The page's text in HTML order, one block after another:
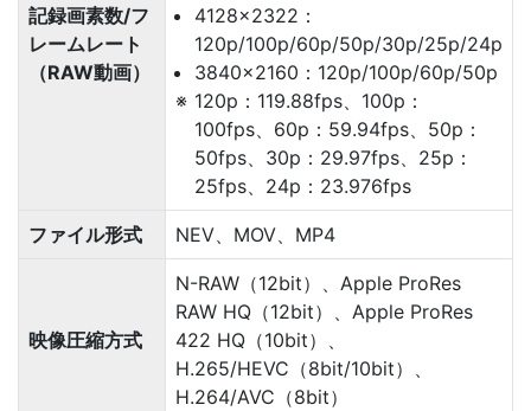
記録画素数/フ
レームレート
（RAW動画）
4128×2322：
120p/100p/60p/50p/30p/25p/24p
3840×2160：120p/100p/60p/50p
120p：119.88fps、100p：
100fps、60p：59.94fps、50p：
50fps、30p：29.97fps、25p：
25fps、24p：23.976fps
ファイル形式 NEV、MOV、MP4
映像圧縮方式
N-RAW（12bit）、Apple ProRes
RAW HQ（12bit）、Apple ProRes
422 HQ（10bit）、
H.265/HEVC（8bit/10bit）、
H.264/AVC（8bit）